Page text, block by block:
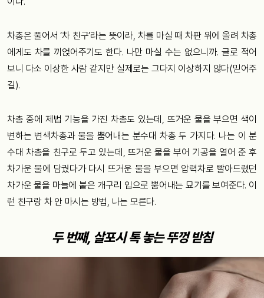
차총은 풀어서 ‘차 친구’라는 뜻이라, 차를 마실 때 차판 위에 올려 차총
에게도 차를 끼얹어주기도 한다. 나만 마실 수는 없으니까. 글로 적어
보니 다소 이상한 사람 같지만 실제로는 그다지 이상하지 않다(믿어주
길).
차총 중에 제법 기능을 가진 차총도 있는데, 뜨거운 물을 부으면 색이
변하는 변색차총과 물을 뿜어내는 분수대 차총 두 가지다. 나는 이 분
수대 차총을 친구로 두고 있는데, 뜨거운 물을 부어 기공을 열어 준 후
차가운 물에 담궜다가 다시 뜨거운 물을 부으면 압력차로 빨아드렸던
차가운 물을 마늘에 붙은 개구리 입으로 뿜어내는 묘기를 보여준다. 이
런 친구랑 차 안 마시는 방법, 나는 모른다.
두 번째, 살포시 톡 놓는 뚜껑 받침